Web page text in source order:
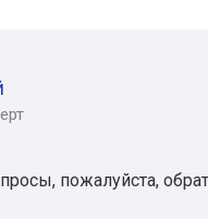
пожалуйста,